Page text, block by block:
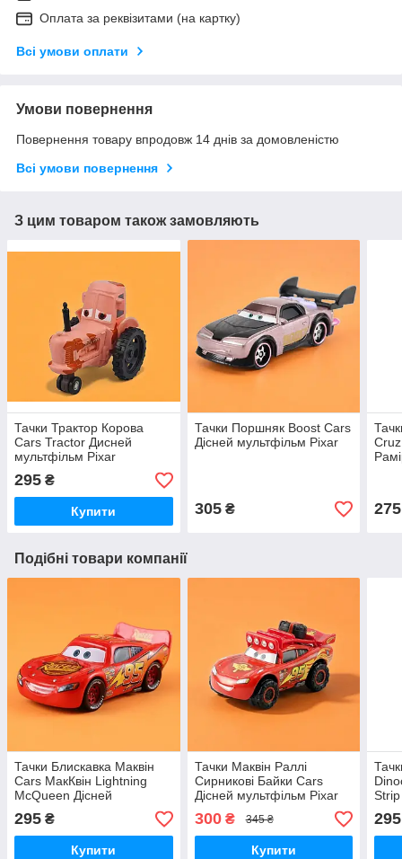
Оплата за реквізитами (на картку)
Всі умови оплати
Умови повернення
Повернення товару впродовж 14 днів за домовленістю
Всі умови повернення
З цим товаром також замовляють
Тачки Трактор Корова
Cars Tractor Дисней
мультфільм Pixar
295 ₴
Купити
Тачки Поршняк Boost Cars
Дісней мультфільм Pixar
305₴ 275
Подібні товари компанії
Тачки Блискавка Маквін
Cars МакКвін Lightning
McQueen Дісней
мультфільм Pixar металеві
машинки
295 ₴
Купити
Тачки Маквін Раллі
Сирникові Байки Cars
Дісней мультфільм Pixar
300₴ 345 ₴
Купити
295